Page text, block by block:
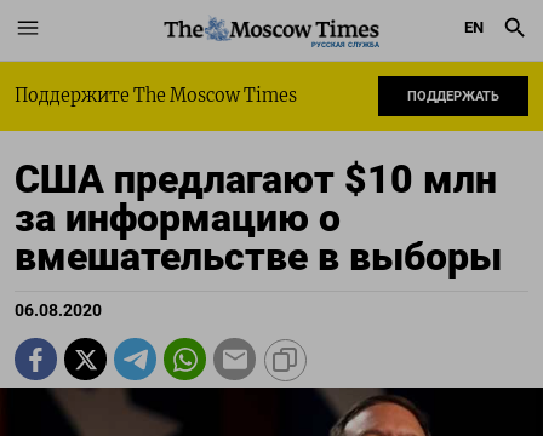
РУССКАЯ СЛУЖБА
EN
Поддержите The Moscow Times ПОДДЕРЖАТЬ
США предлагают $10 млн
за информацию о
вмешательстве в выборы
06.08.2020